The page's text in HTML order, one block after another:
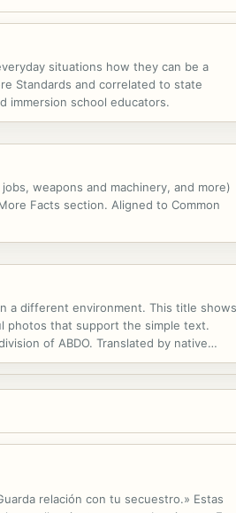
situations how they can be a
Standards and correlated to state
immersion school educators.
weapons and machinery, and more)
Facts section. Aligned to Common
a different environment. This title shows
photos that support the simple text.
of ABDO. Translated by native
relación con tu secuestro.» Estas